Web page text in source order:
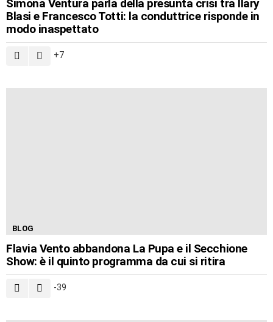
Simona Ventura parla della presunta crisi tra Ilary
Blasi e Francesco Totti: la conduttrice risponde in
modo inaspettato
7
BLOG
Flavia Vento abbandona La Pupa e il Secchione
Show: è il quinto programma da cui si ritira
-39